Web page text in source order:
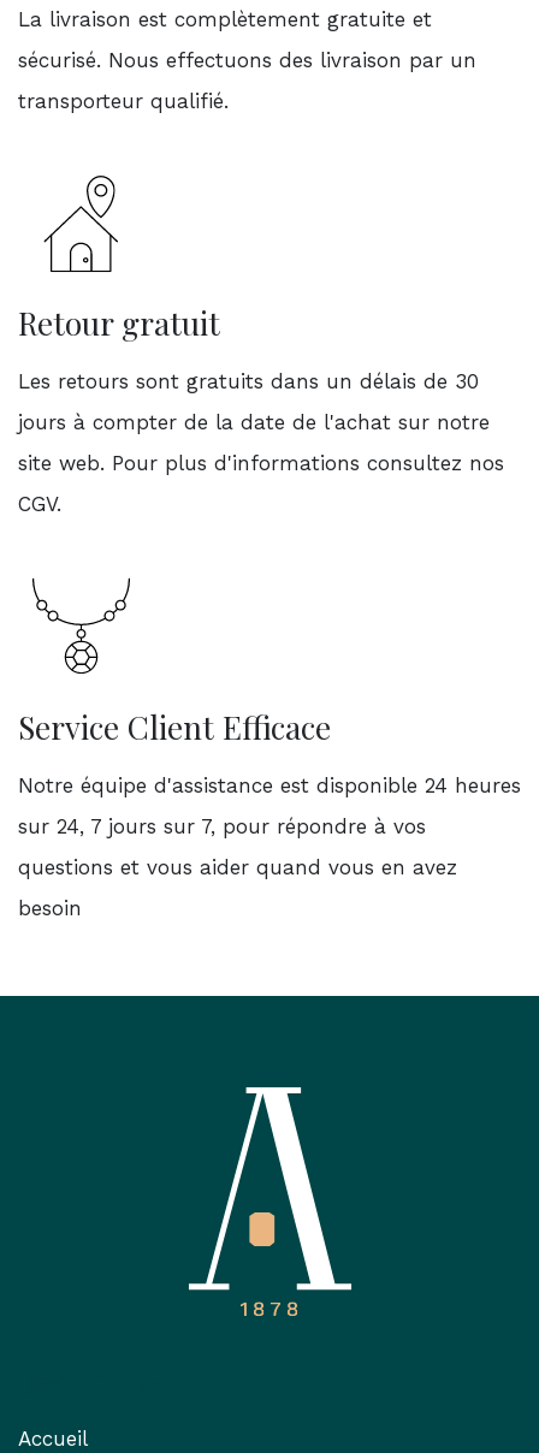
La livraison est complètement gratuite et
sécurisé. Nous effectuons des livraison par un
transporteur qualifié.
Retour gratuit
Les retours sont gratuits dans un délais de 30
jours à compter de la date de l'achat sur notre
site web. Pour plus d'informations consultez nos
CGV.
Service Client Efficace
Notre équipe d'assistance est disponible 24 heures
sur 24, 7 jours sur 7, pour répondre à vos
questions et vous aider quand vous en avez
besoin
Accueil